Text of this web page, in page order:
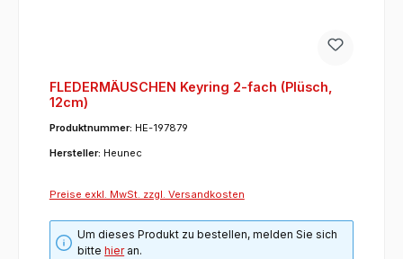
FLEDERMÄUSCHEN Keyring 2-fach (Plüsch,
12cm)
Produktnummer: HE-197879
Hersteller: Heunec
Preise exkl. MwSt. zzgl. Versandkosten
Um dieses Produkt zu bestellen, melden Sie sich
bittehieran.